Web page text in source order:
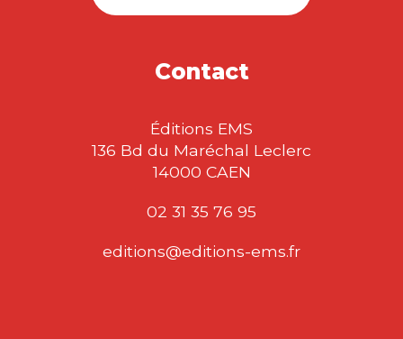
Contact
Éditions EMS
136 Bd du Maréchal Leclerc
14000 CAEN
02 31 35 76 95
editions@editions-ems.fr